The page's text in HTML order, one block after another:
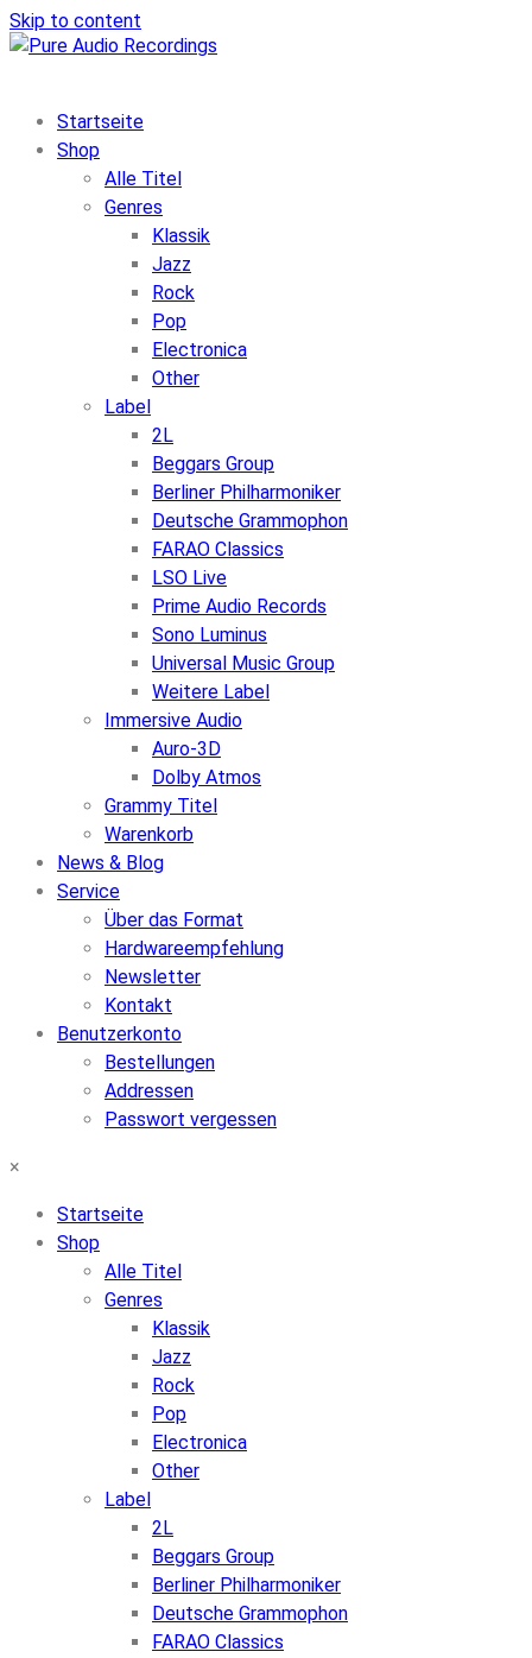
Skip to content
Startseite
Shop
Alle Titel
Genres
Klassik
Jazz
Rock
Pop
Electronica
Other
Label
2L
Beggars Group
Berliner Philharmoniker
Deutsche Grammophon
FARAO Classics
LSO Live
Prime Audio Records
Sono Luminus
Universal Music Group
Weitere Label
Immersive Audio
Auro-3D
Dolby Atmos
Grammy Titel
Warenkorb
News & Blog
Service
Über das Format
Hardwareempfehlung
Newsletter
Kontakt
Benutzerkonto
Bestellungen
Addressen
Passwort vergessen
×
Startseite
Shop
Alle Titel
Genres
Klassik
Jazz
Rock
Pop
Electronica
Other
Label
2L
Beggars Group
Berliner Philharmoniker
Deutsche Grammophon
FARAO Classics